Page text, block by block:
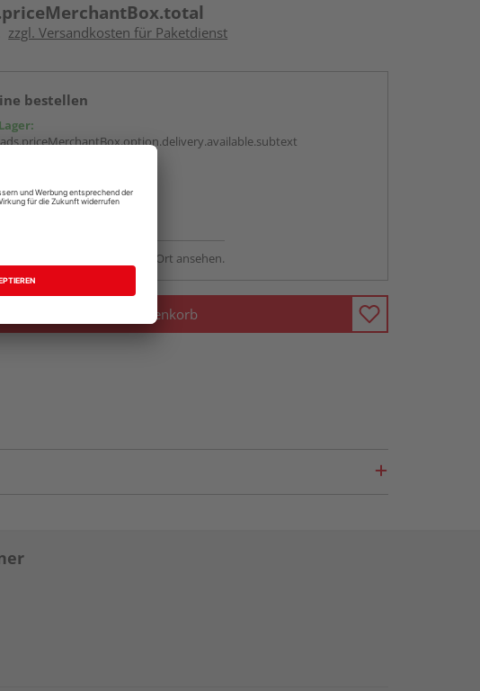
zzgl. Versandkosten für Paketdienst
bestellen
Händler abholen
in der Ausstellung - vor Ort ansehen.
In den Warenkorb